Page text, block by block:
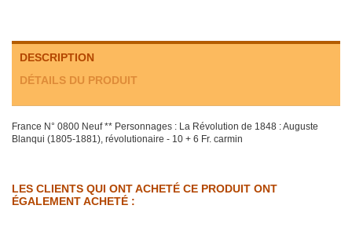
DESCRIPTION
DÉTAILS DU PRODUIT
France N° 0800 Neuf ** Personnages : La Révolution de 1848 : Auguste
Blanqui (1805-1881), révolutionaire - 10 + 6 Fr. carmin
LES CLIENTS QUI ONT ACHETÉ CE PRODUIT ONT
ÉGALEMENT ACHETÉ :